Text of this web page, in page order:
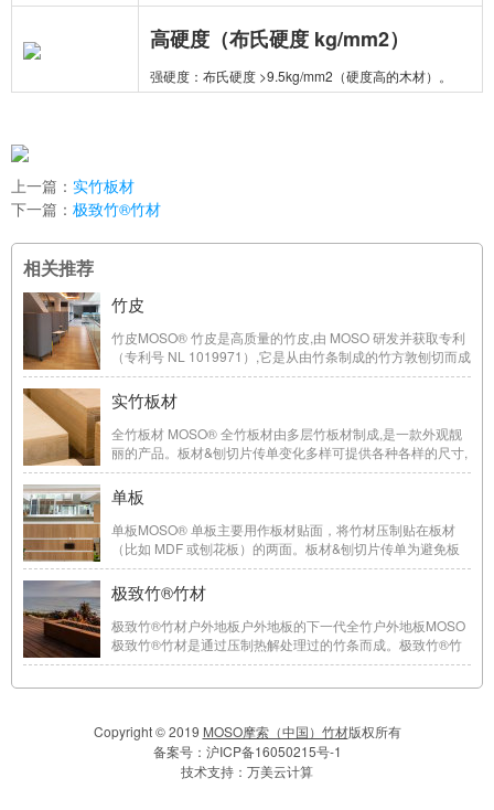
高硬度（布氏硬度 kg/mm2）
强硬度：布氏硬度 >9.5kg/mm2（硬度高的木材）。
上一篇： 实竹板材
下一篇： 极致竹®竹材
相关推荐
竹皮
竹皮MOSO® 竹皮是高质量的竹皮,由 MOSO 研发并获取专利
（专利号 NL 1019971）,它是从由竹条制成的竹方敦刨切而成
的。板材&刨切片传单薄而牢固为了避免操作过程中的破
损,MOSO® 竹皮的背面贴上一层薄而牢固的纤维素背衬。这
样就易于将竹皮贴到板材上,使之可广泛用于建筑 ...
实竹板材
全竹板材 MOSO® 全竹板材由多层竹板材制成,是一款外观靓
丽的产品。板材&刨切片传单变化多样可提供各种各样的尺寸,
厚度,构造,风格和颜色。实竹板材说明书室内应用全竹板材适
合用在板边结构可以看得见的地方,比如,用于楼梯板,家具和厨
房台面板等。Panel & Veneer Pro ...
单板
单板MOSO® 单板主要用作板材贴面，将竹材压制贴在板材
（比如 MDF 或刨花板）的两面。板材&刨切片传单为避免板
弯曲，需要被贴板的两面都贴面，因此它称为“三明治板”。单
层板材说明书优点室内排放 —— E1要营造一个健康的室内环
境，重要的一点就是要使室内使用的产品具有低 ...
极致竹®竹材
极致竹®竹材户外地板户外地板的下一代全竹户外地板MOSO
极致竹®竹材是通过压制热解处理过的竹条而成。极致竹®竹
材适合户外应用，特别是户外地板。材料的稳定性确保了耐久
Copyright © 2019 MOSO摩索（中国）竹材版权所有
备案号： 沪ICP备16050215号-1
技术支持： 万美云计算